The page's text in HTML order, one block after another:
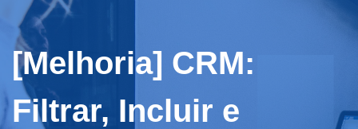
[Melhoria] CRM:
Filtrar, Incluir e